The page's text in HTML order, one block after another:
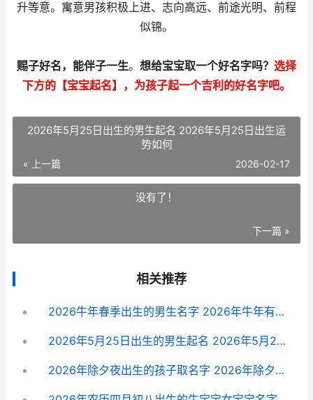
升等意。寓意男孩积极上进、志向高远、前途光明、前程
似锦。
赐子好名，能伴子一生。 想给宝宝取一个好名字吗？ 选择
下方的【宝宝起名】，为孩子起一个吉利的好名字吧。
2026年5月25日出生的男生起名 2026年5月25日出生运
势如何
« 上一篇 2026-02-17
没有了！
下一篇 »
相关推荐
2026牛年春季出生的男生名字 2026年牛年有春吗
2026年5月25日出生的男生起名 2026年5月25日出生运势如何
2026年除夕夜出生的孩子取名字 2026年除夕夜是几月几号?